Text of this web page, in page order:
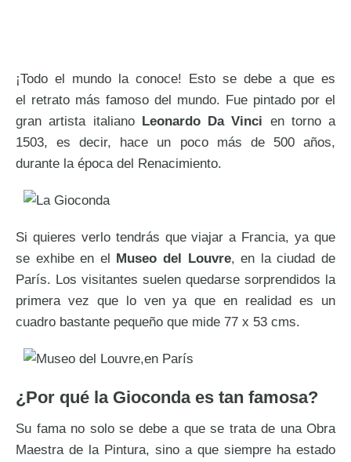
¡Todo el mundo la conoce! Esto se debe a que es
el retrato más famoso del mundo. Fue pintado por el
gran artista italiano Leonardo Da Vinci en torno a
1503, es decir, hace un poco más de 500 años,
durante la época del Renacimiento.
Si quieres verlo tendrás que viajar a Francia, ya que
se exhibe en el Museo del Louvre, en la ciudad de
París. Los visitantes suelen quedarse sorprendidos la
primera vez que lo ven ya que en realidad es un
cuadro bastante pequeño que mide 77 x 53 cms.
¿Por qué la Gioconda es tan famosa?
Su fama no solo se debe a que se trata de una Obra
Maestra de la Pintura, sino a que siempre ha estado